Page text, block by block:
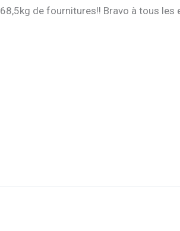
de fournitures!! Bravo à tous les